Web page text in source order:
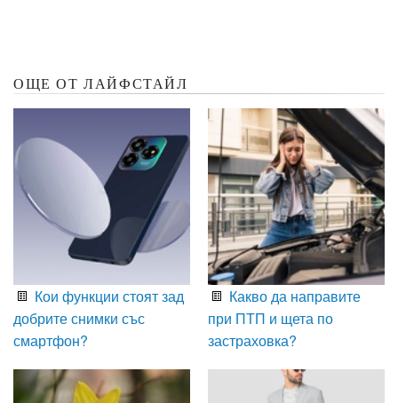
ОЩЕ ОТ ЛАЙФСТАЙЛ
Кои функции стоят зад
добрите снимки със
смартфон?
Какво да направите
при ПТП и щета по
застраховка?